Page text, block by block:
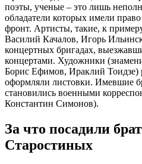
поэты, ученые – это лишь
обладатели которых имели
фронт. Артисты, такие, к
Василий Качалов, Игорь
концертных бригадах,
концертами. Художники
Борис Ефимов, Ираклий Тоидзе)
оформляли листовки. Имевшие
становились военными
Константин Симонов).
За что посадили
Старостиных